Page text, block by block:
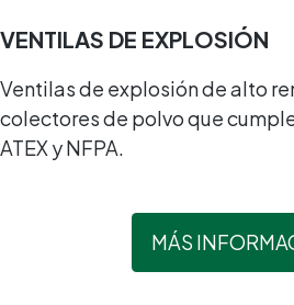
VENTILAS DE EXPLOSIÓN
Ventilas de explosión de alto
colectores de polvo que
ATEX y NFPA.
MÁS